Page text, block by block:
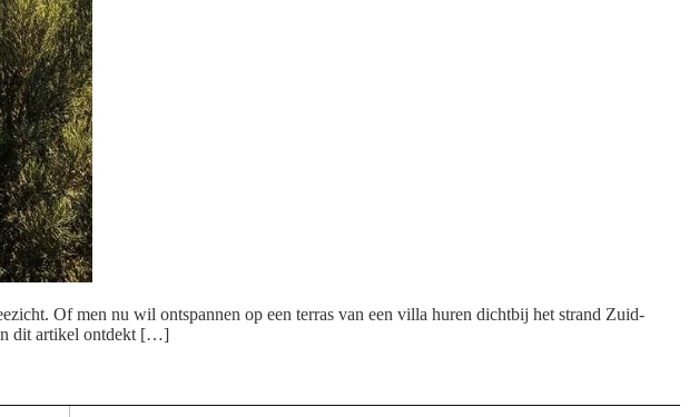
Of men nu wil ontspannen op een terras van een villa huren dichtbij het strand Zuid-
dit artikel ontdekt […]